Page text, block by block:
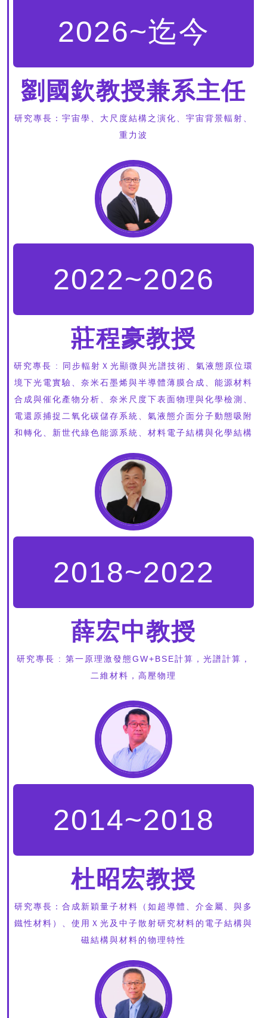
2026~迄今
劉國欽教授兼系主任
研究專長：宇宙學、大尺度結構之演化、宇宙背景輻射、
重力波
2022~2026
莊程豪教授
研究專長 : 同步輻射Ｘ光顯微與光譜技術、氣液態原位環
境下光電實驗、奈米石墨烯與半導體薄膜合成、能源材料
合成與催化產物分析、奈米尺度下表面物理與化學檢測、
電還原捕捉二氧化碳儲存系統、氣液態介面分子動態吸附
和轉化、新世代綠色能源系統、材料電子結構與化學結構
2018~2022
薛宏中教授
研究專長 : 第一原理激發態GW+BSE計算，光譜計算，
二維材料，高壓物理
2014~2018
杜昭宏教授
研究專長：合成新穎量子材料（如超導體、介金屬、與多
鐵性材料）、使用Ｘ光及中子散射研究材料的電子結構與
磁結構與材料的物理特性